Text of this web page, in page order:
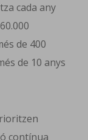
cada any
de 400
de 10 anys
contínua